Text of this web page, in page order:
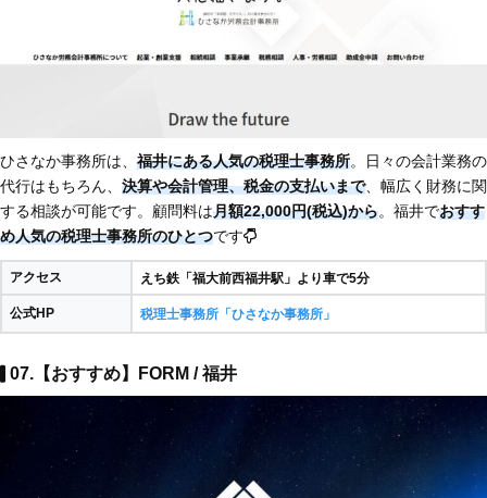
ひさなか事務所は、 福井にある人気の税理士事務所。日々の会計業務の
代行はもちろん、 決算や会計管理、税金の支払いまで、幅広く財務に関
する相談が可能です。顧問料は月額22,000円(税込)から。福井でおすす
め人気の税理士事務所のひとつです
アクセス えち鉄「福大前西福井駅」より車で5分​
公式HP 税理士事務所「ひさなか事務所」
07.【おすすめ】FORM / 福井